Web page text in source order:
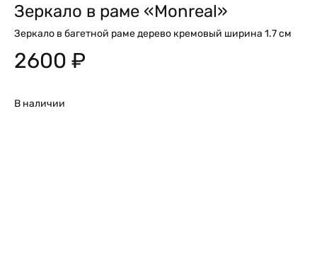
Зеркало в раме «Monreal»
Зеркало в багетной раме дерево кремовый ширина 1.7 см
2600 ₽
В наличии